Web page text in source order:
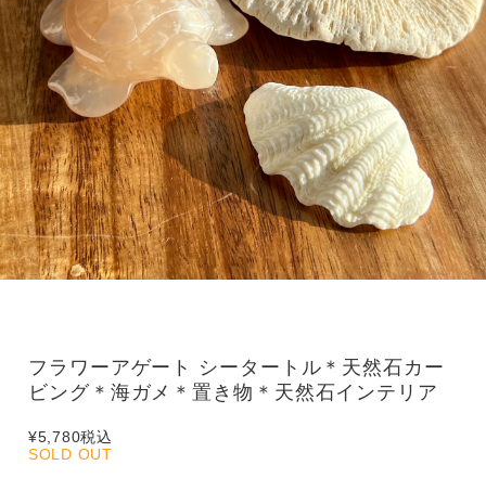
フラワーアゲート シータートル＊天然石カー
ビング＊海ガメ＊置き物＊天然石インテリア
¥5,780税込
SOLD OUT